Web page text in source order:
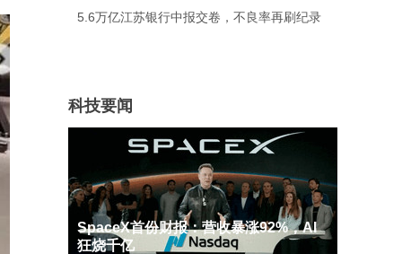
5.6万亿江苏银行中报交卷，不良率再刷纪录
科技要闻
SpaceX首份财报：营收暴涨92%，AI
狂烧千亿